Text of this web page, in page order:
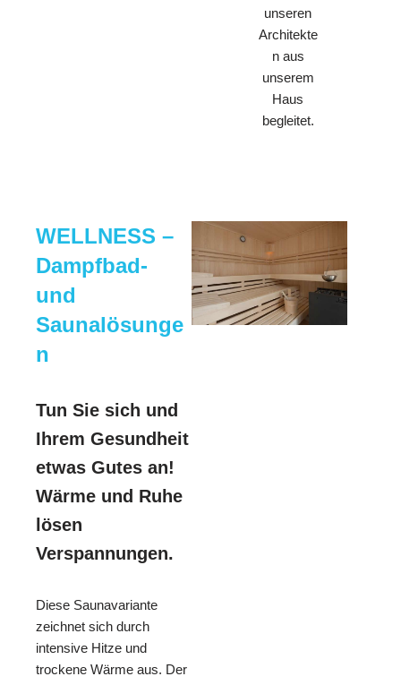
unseren
Architekte
n aus
unserem
Haus
begleitet.
WELLNESS –
Dampfbad-
und
Saunalösunge
n
Tun Sie sich und
Ihrem Gesundheit
etwas Gutes an!
Wärme und Ruhe
lösen
Verspannungen.
Diese Saunavariante
zeichnet sich durch
intensive Hitze und
trockene Wärme aus. Der